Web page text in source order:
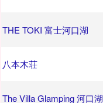
THE TOKI 富士河口湖
八本木荘
The Villa Glamping 河口湖